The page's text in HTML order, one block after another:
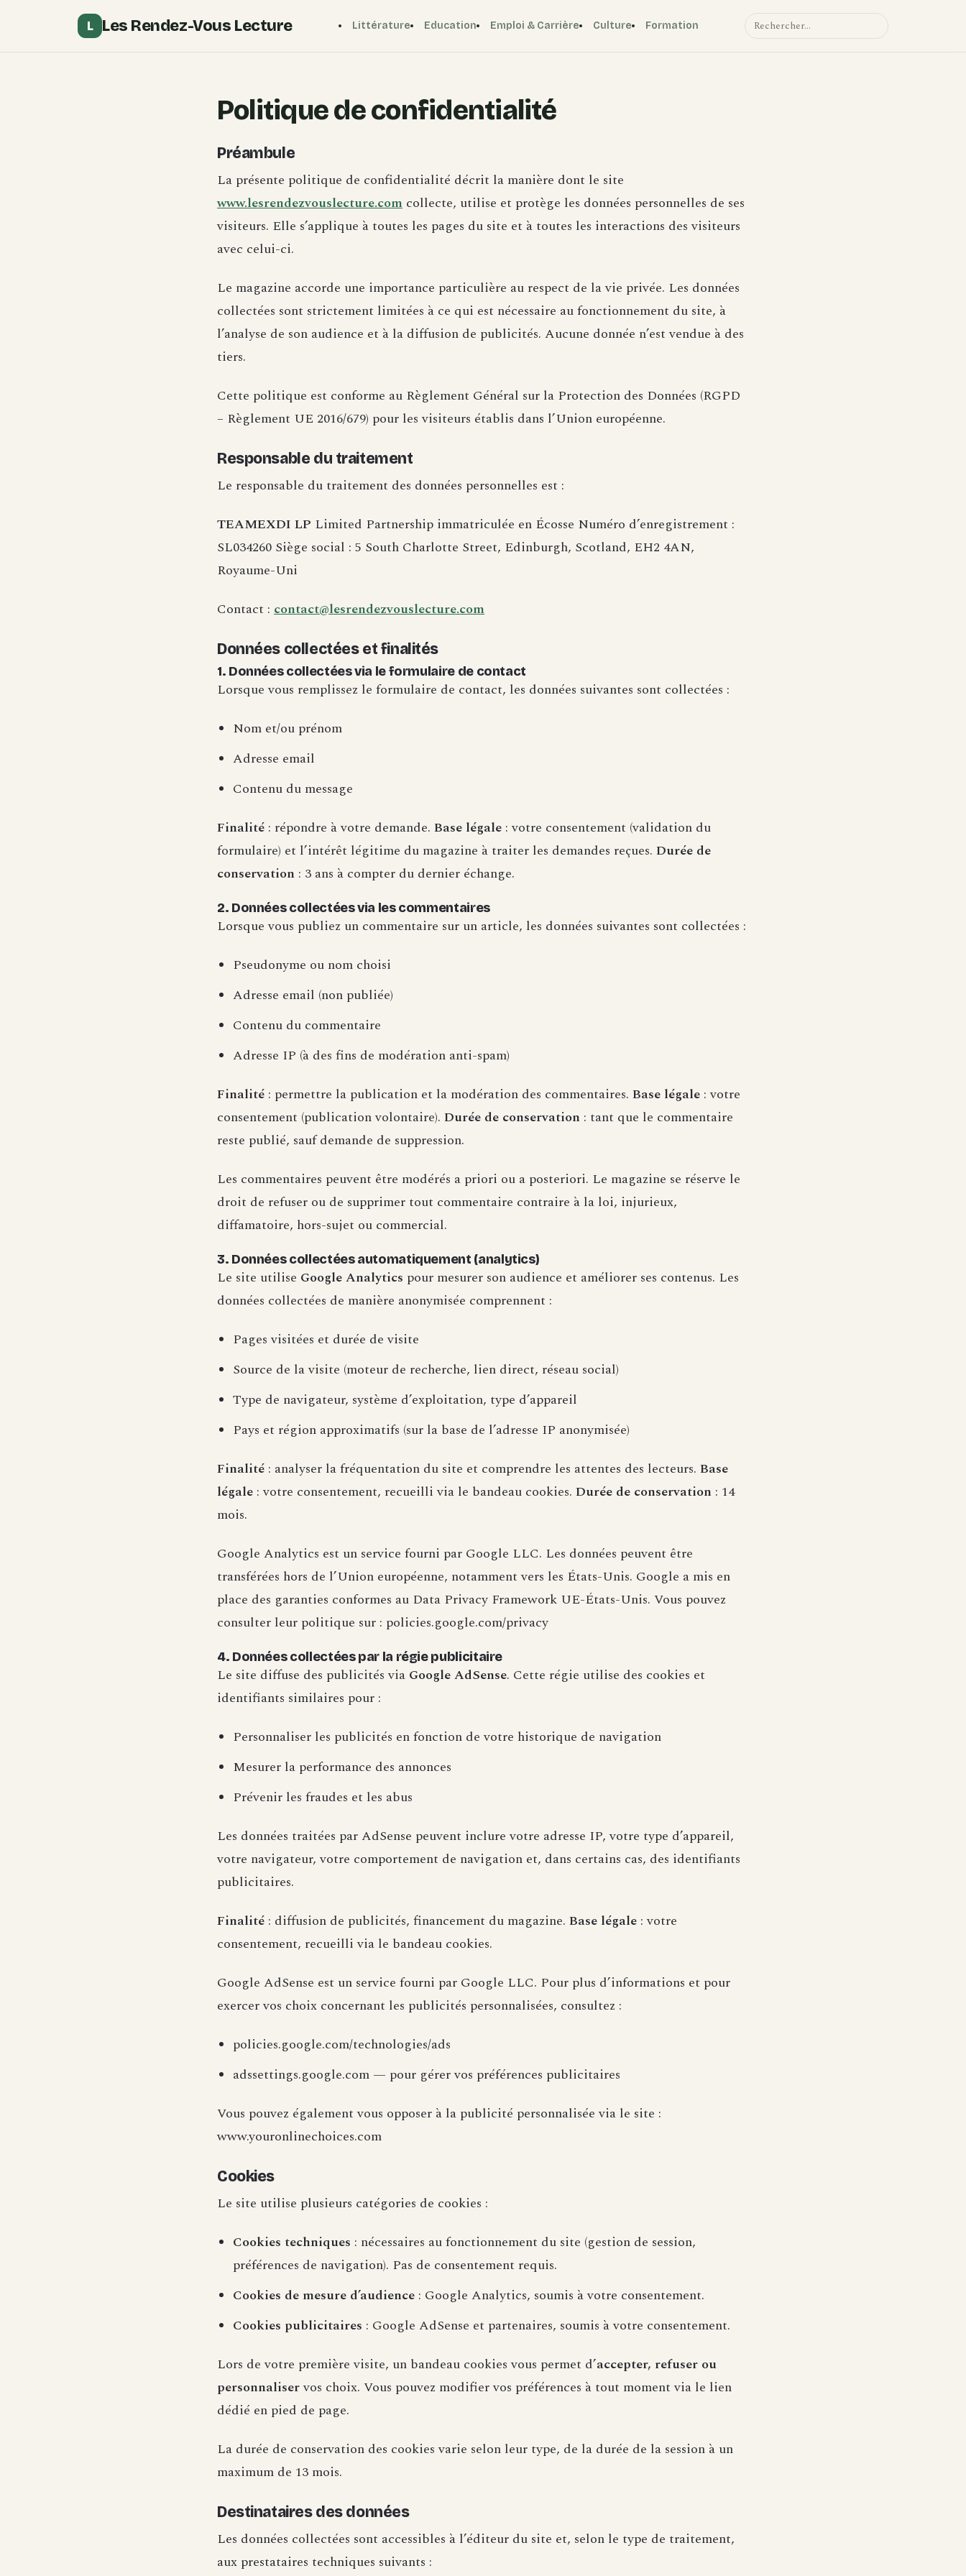
L Les Rendez-Vous Lecture Littérature Education Emploi & Carrière Culture Formation
Politique de confidentialité
Préambule
La présente politique de confidentialité décrit la manière dont le site
www.lesrendezvouslecture.com collecte, utilise et protège les données personnelles de ses
visiteurs. Elle s’applique à toutes les pages du site et à toutes les interactions des visiteurs
avec celui-ci.
Le magazine accorde une importance particulière au respect de la vie privée. Les données
collectées sont strictement limitées à ce qui est nécessaire au fonctionnement du site, à
l’analyse de son audience et à la diffusion de publicités. Aucune donnée n’est vendue à des
tiers.
Cette politique est conforme au Règlement Général sur la Protection des Données (RGPD
– Règlement UE 2016/679) pour les visiteurs établis dans l’Union européenne.
Responsable du traitement
Le responsable du traitement des données personnelles est :
TEAMEXDI LP Limited Partnership immatriculée en Écosse Numéro d’enregistrement :
SL034260 Siège social : 5 South Charlotte Street, Edinburgh, Scotland, EH2 4AN,
Royaume-Uni
Contact : contact@lesrendezvouslecture.com
Données collectées et finalités
1. Données collectées via le formulaire de contact
Lorsque vous remplissez le formulaire de contact, les données suivantes sont collectées :
Nom et/ou prénom
Adresse email
Contenu du message
Finalité : répondre à votre demande. Base légale : votre consentement (validation du
formulaire) et l’intérêt légitime du magazine à traiter les demandes reçues. Durée de
conservation : 3 ans à compter du dernier échange.
2. Données collectées via les commentaires
Lorsque vous publiez un commentaire sur un article, les données suivantes sont collectées :
Pseudonyme ou nom choisi
Adresse email (non publiée)
Contenu du commentaire
Adresse IP (à des fins de modération anti-spam)
Finalité : permettre la publication et la modération des commentaires. Base légale : votre
consentement (publication volontaire). Durée de conservation : tant que le commentaire
reste publié, sauf demande de suppression.
Les commentaires peuvent être modérés a priori ou a posteriori. Le magazine se réserve le
droit de refuser ou de supprimer tout commentaire contraire à la loi, injurieux,
diffamatoire, hors-sujet ou commercial.
3. Données collectées automatiquement (analytics)
Le site utilise Google Analytics pour mesurer son audience et améliorer ses contenus. Les
données collectées de manière anonymisée comprennent :
Pages visitées et durée de visite
Source de la visite (moteur de recherche, lien direct, réseau social)
Type de navigateur, système d’exploitation, type d’appareil
Pays et région approximatifs (sur la base de l’adresse IP anonymisée)
Finalité : analyser la fréquentation du site et comprendre les attentes des lecteurs. Base
légale : votre consentement, recueilli via le bandeau cookies. Durée de conservation : 14
mois.
Google Analytics est un service fourni par Google LLC. Les données peuvent être
transférées hors de l’Union européenne, notamment vers les États-Unis. Google a mis en
place des garanties conformes au Data Privacy Framework UE-États-Unis. Vous pouvez
consulter leur politique sur : policies.google.com/privacy
4. Données collectées par la régie publicitaire
Le site diffuse des publicités via Google AdSense. Cette régie utilise des cookies et
identifiants similaires pour :
Personnaliser les publicités en fonction de votre historique de navigation
Mesurer la performance des annonces
Prévenir les fraudes et les abus
Les données traitées par AdSense peuvent inclure votre adresse IP, votre type d’appareil,
votre navigateur, votre comportement de navigation et, dans certains cas, des identifiants
publicitaires.
Finalité : diffusion de publicités, financement du magazine. Base légale : votre
consentement, recueilli via le bandeau cookies.
Google AdSense est un service fourni par Google LLC. Pour plus d’informations et pour
exercer vos choix concernant les publicités personnalisées, consultez :
policies.google.com/technologies/ads
adssettings.google.com — pour gérer vos préférences publicitaires
Vous pouvez également vous opposer à la publicité personnalisée via le site :
www.youronlinechoices.com
Cookies
Le site utilise plusieurs catégories de cookies :
Cookies techniques : nécessaires au fonctionnement du site (gestion de session,
préférences de navigation). Pas de consentement requis.
Cookies de mesure d’audience : Google Analytics, soumis à votre consentement.
Cookies publicitaires : Google AdSense et partenaires, soumis à votre consentement.
Lors de votre première visite, un bandeau cookies vous permet d’accepter, refuser ou
personnaliservos choix. Vous pouvez modifier vos préférences à tout moment via le lien
dédié en pied de page.
La durée de conservation des cookies varie selon leur type, de la durée de la session à un
maximum de 13 mois.
Destinataires des données
Les données collectées sont accessibles à l’éditeur du site et, selon le type de traitement,
aux prestataires techniques suivants :